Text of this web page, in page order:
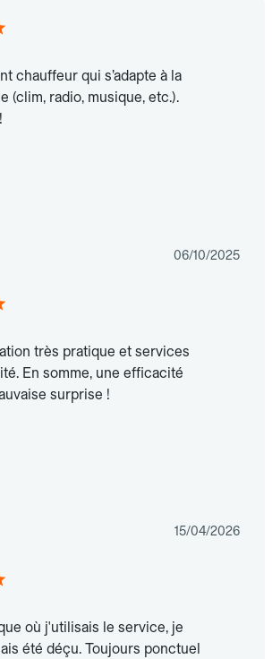
chauffeur qui s’adapte à la
(clim, radio, musique, etc.).
06/10/2025
très pratique et services
En somme, une efficacité
surprise !
15/04/2026
où j'utilisais le service, je
été déçu. Toujours ponctuel